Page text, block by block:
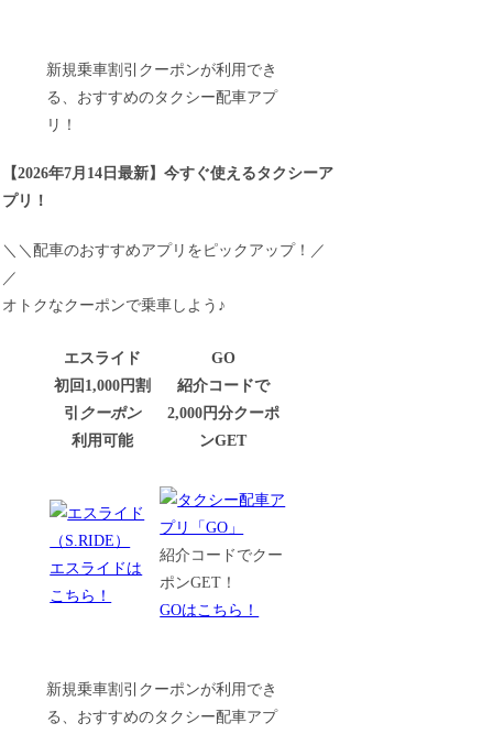
新規乗車割引クーポンが利用でき
る、おすすめのタクシー配車アプ
リ！
【2026年7月14日最新】今すぐ使えるタクシーア
プリ！
＼＼配車のおすすめアプリをピックアップ！／
／
オトクなクーポンで乗車しよう♪
エスライド
初回1,000円割
引 クーポン
利用可能
GO
紹介コードで
2,000円分クーポ
ンGET
エスライドは
こちら！
紹介コードでクー
ポンGET！
GOはこちら！
新規乗車割引クーポンが利用でき
る、おすすめのタクシー配車アプ